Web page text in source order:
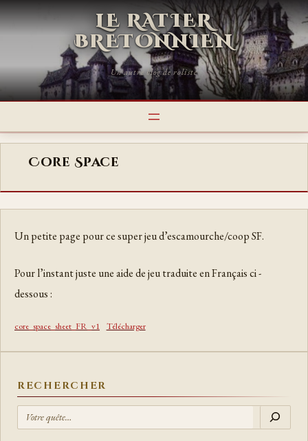
LE RATIER
BRETONNIEN
Un autre blog de roliste
Core Space
Un petite page pour ce super jeu d’escamourche/coop SF.
Pour l’instant juste une aide de jeu traduite en Français ci -
dessous :
core_space_sheet_FR_v1 Télécharger
RECHERCHER
E